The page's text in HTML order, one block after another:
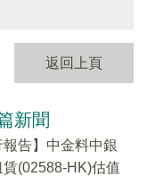
返回上頁
新聞
報告】中金料中銀
賃(02588-HK)估值